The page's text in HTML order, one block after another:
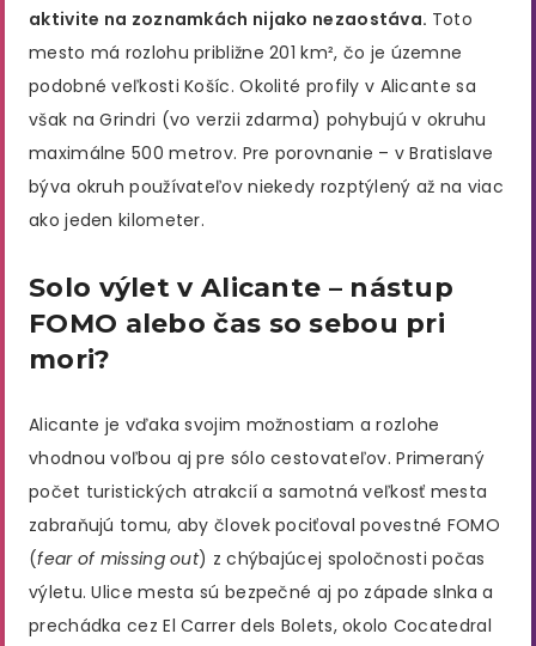
aktivite na zoznamkách nijako nezaostáva. Toto
mesto má rozlohu približne 201 km², čo je územne
podobné veľkosti Košíc. Okolité profily v Alicante sa
však na Grindri (vo verzii zdarma) pohybujú v okruhu
maximálne 500 metrov. Pre porovnanie – v Bratislave
býva okruh používateľov niekedy rozptýlený až na viac
ako jeden kilometer.
Solo výlet v Alicante – nástup
FOMO alebo čas so sebou pri
mori?
Alicante je vďaka svojim možnostiam a rozlohe
vhodnou voľbou aj pre sólo cestovateľov. Primeraný
počet turistických atrakcií a samotná veľkosť mesta
zabraňujú tomu, aby človek pociťoval povestné FOMO
(fear of missing out) z chýbajúcej spoločnosti počas
výletu. Ulice mesta sú bezpečné aj po západe slnka a
prechádka cez El Carrer dels Bolets, okolo Cocatedral